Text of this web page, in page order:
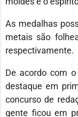
As medalhas
metais são
respectivamente.
De acordo com
destaque em
concurso de
gente ficou em